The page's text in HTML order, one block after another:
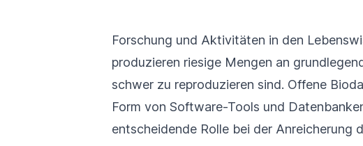
Forschung und Aktivitäten in den
produzieren riesige Mengen an
schwer zu reproduzieren sind. Offene
Form von Software-Tools und
entscheidende Rolle bei der Anreicherung